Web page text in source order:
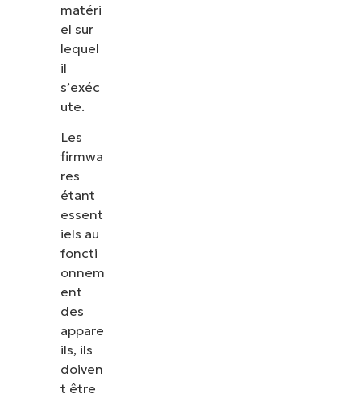
matéri
el sur
lequel
il
s’exéc
ute.
Les
firmwa
res
étant
essent
iels au
foncti
onnem
ent
des
appare
ils, ils
doiven
t être